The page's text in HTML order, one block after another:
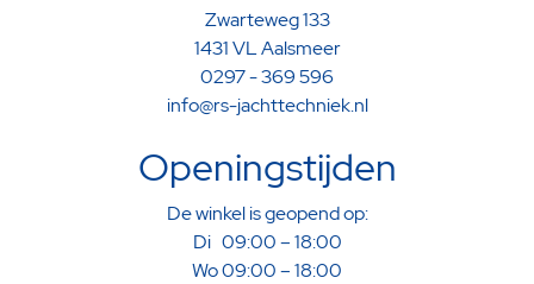
Zwarteweg 133
1431 VL Aalsmeer
0297 - 369 596
info@rs-jachttechniek.nl
Openingstijden
De winkel is geopend op:
Di 09:00 – 18:00
Wo 09:00 – 18:00